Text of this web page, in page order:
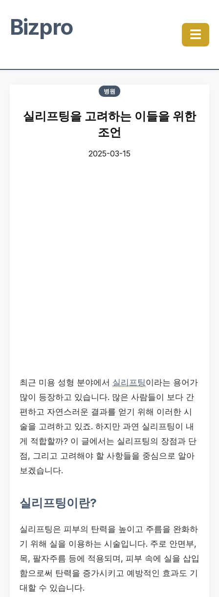
Bizpro ☰
병원
실리프팅을 고려하는 이들을 위한
조언
2025-03-15
최근 미용 성형 분야에서 실리프팅이라는 용어가
많이 등장하고 있습니다. 많은 사람들이 보다 간
편하고 자연스러운 결과를 얻기 위해 이러한 시
술을 고려하고 있죠. 하지만 과연 실리프팅이 내
게 적합할까? 이 글에서는 실리프팅의 장점과 단
점, 그리고 고려해야 할 사항들을 중심으로 알아
보겠습니다.
실리프팅이란?
실리프팅은 피부의 탄력을 높이고 주름을 완화하
기 위해 실을 이용하는 시술입니다. 주로 안면부,
목, 팔자주름 등에 적용되며, 피부 속에 실을 삽입
함으로써 탄력을 증가시키고 예방적인 효과도 기
대할 수 있습니다.